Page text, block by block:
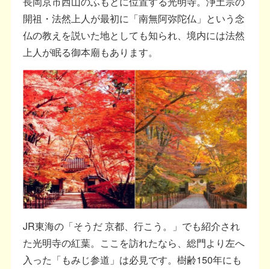
開祖・法然上人が最初に「南無阿弥陀仏」という念
仏の教えを説いた地としても知られ、境内には法然
上人が眠る御本廟もあります。
JR東海の「そうだ 京都、行こう。」でも紹介され
た光明寺の紅葉。ここを訪れたなら、総門より左へ
入った「もみじ参道」は必見です。樹齢150年にも